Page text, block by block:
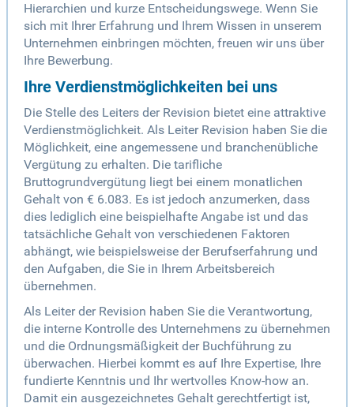
Hierarchien und kurze Entscheidungswege. Wenn Sie
sich mit Ihrer Erfahrung und Ihrem Wissen in unserem
Unternehmen einbringen möchten, freuen wir uns über
Ihre Bewerbung.
Ihre Verdienstmöglichkeiten bei uns
Die Stelle des Leiters der Revision bietet eine attraktive
Verdienstmöglichkeit. Als Leiter Revision haben Sie die
Möglichkeit, eine angemessene und branchenübliche
Vergütung zu erhalten. Die tarifliche
Bruttogrundvergütung liegt bei einem monatlichen
Gehalt von € 6.083. Es ist jedoch anzumerken, dass
dies lediglich eine beispielhafte Angabe ist und das
tatsächliche Gehalt von verschiedenen Faktoren
abhängt, wie beispielsweise der Berufserfahrung und
den Aufgaben, die Sie in Ihrem Arbeitsbereich
übernehmen.
Als Leiter der Revision haben Sie die Verantwortung,
die interne Kontrolle des Unternehmens zu übernehmen
und die Ordnungsmäßigkeit der Buchführung zu
überwachen. Hierbei kommt es auf Ihre Expertise, Ihre
fundierte Kenntnis und Ihr wertvolles Know-how an.
Damit ein ausgezeichnetes Gehalt gerechtfertigt ist,